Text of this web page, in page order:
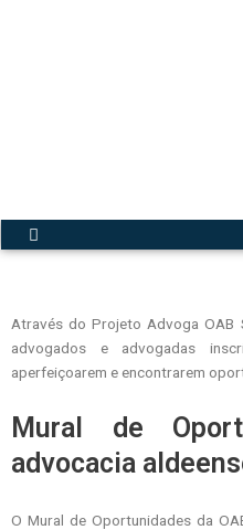
Menu
Através do Projeto Advoga OAB
advogados e advogadas
aperfeiçoarem e encontrarem
Mural de
advocacia
O Mural de Oportunidades da